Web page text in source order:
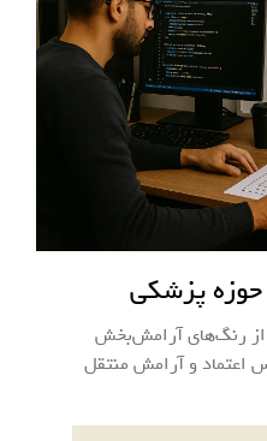
از رنگ‌های آرامش‌بخش
اعتماد و آرامش منتقل